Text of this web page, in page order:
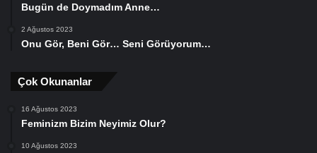
Bugün de Doymadım Anne…
2 Ağustos 2023
Onu Gör, Beni Gör… Seni Görüyorum…
Çok Okunanlar
16 Ağustos 2023
Feminizm Bizim Neyimiz Olur?
10 Ağustos 2023